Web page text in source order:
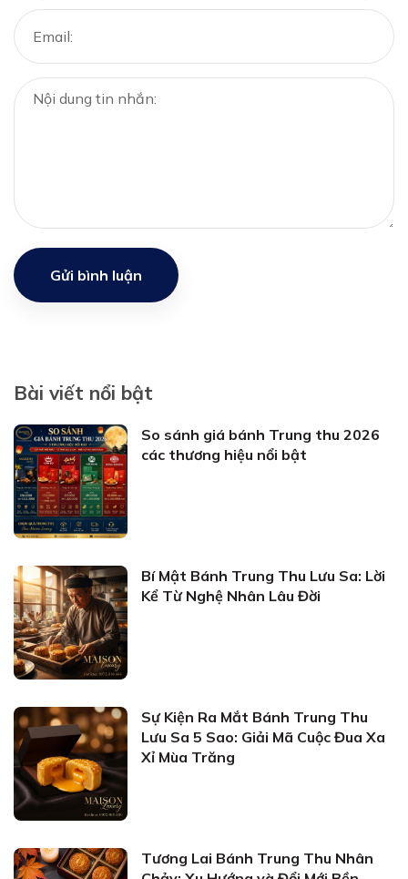
Gửi bình luận
Bài viết nổi bật
So sánh giá bánh Trung thu 2026
các thương hiệu nổi bật
Bí Mật Bánh Trung Thu Lưu Sa: Lời
Kể Từ Nghệ Nhân Lâu Đời
Sự Kiện Ra Mắt Bánh Trung Thu
Lưu Sa 5 Sao: Giải Mã Cuộc Đua Xa
Xỉ Mùa Trăng
Tương Lai Bánh Trung Thu Nhân